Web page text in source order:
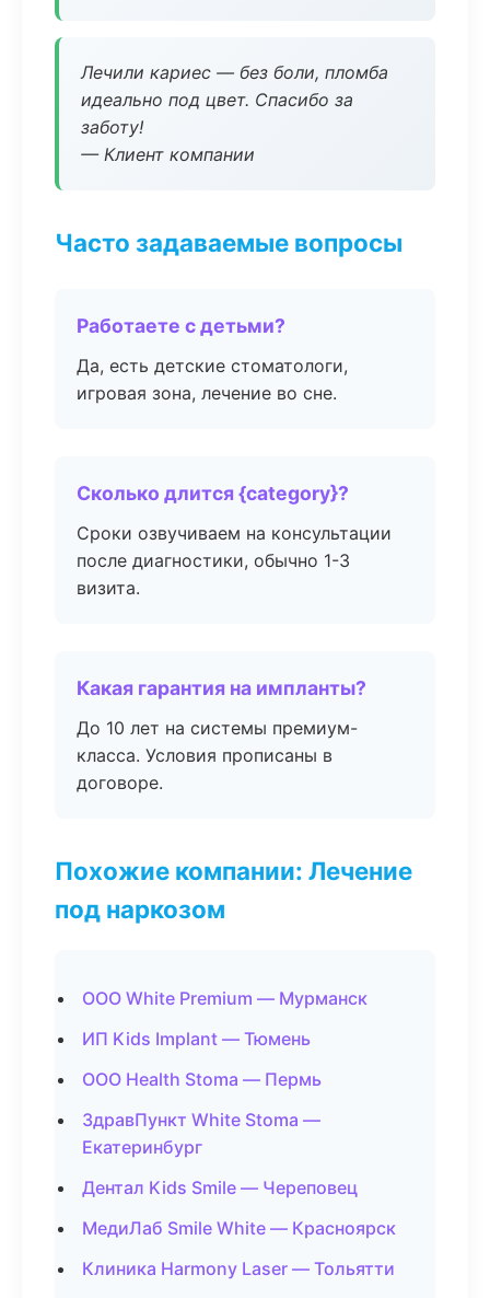
Лечили кариес — без боли, пломба
идеально под цвет. Спасибо за
заботу!
— Клиент компании
Часто задаваемые вопросы
Работаете с детьми?
Да, есть детские стоматологи,
игровая зона, лечение во сне.
Сколько длится {category}?
Сроки озвучиваем на консультации
после диагностики, обычно 1-3
визита.
Какая гарантия на импланты?
До 10 лет на системы премиум-
класса. Условия прописаны в
договоре.
Похожие компании: Лечение
под наркозом
ООО White Premium — Мурманск
ИП Kids Implant — Тюмень
ООО Health Stoma — Пермь
ЗдравПункт White Stoma —
Екатеринбург
Дентал Kids Smile — Череповец
МедиЛаб Smile White — Красноярск
Клиника Harmony Laser — Тольятти